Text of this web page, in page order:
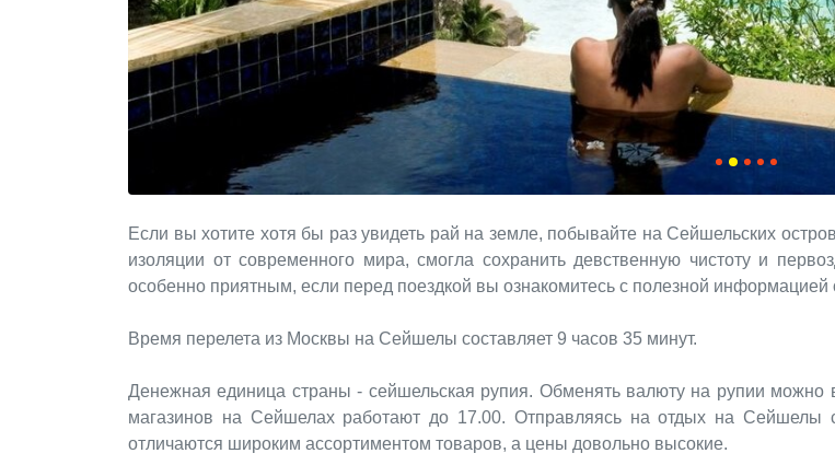
Если вы хотите хотя бы раз увидеть рай на земле, побывайте на Сейшельских
изоляции от современного мира, смогла сохранить девственную чистоту и
особенно приятным, если перед поездкой вы ознакомитесь с полезной информацией
Время перелета из Москвы на Сейшелы составляет 9 часов 35 минут.
Денежная единица страны - сейшельская рупия. Обменять валюту на рупии
магазинов на Сейшелах работают до 17.00. Отправляясь на отдых на
отличаются широким ассортиментом товаров, а цены довольно высокие.